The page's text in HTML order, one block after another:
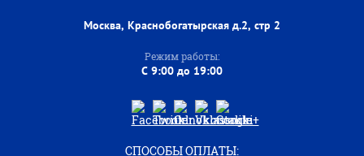
Москва, Краснобогатырская д.2, стр 2
Режим работы:
C 9:00 до 19:00
СПОСОБЫ ОПЛАТЫ: